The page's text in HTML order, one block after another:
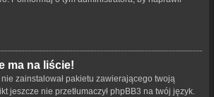
ma na liście!
zainstalował pakietu zawierającego twoją
jeszcze nie przetłumaczył phpBB3 na twój język.